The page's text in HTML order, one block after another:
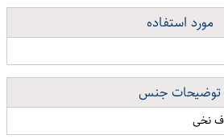
مورد استفاده
توضیحات جنس